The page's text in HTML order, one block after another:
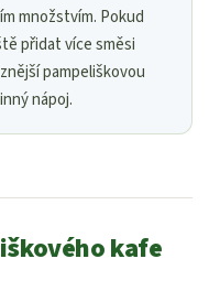
množstvím. Pokud
přidat více směsi
pampeliškovou
nápoj.
kafe